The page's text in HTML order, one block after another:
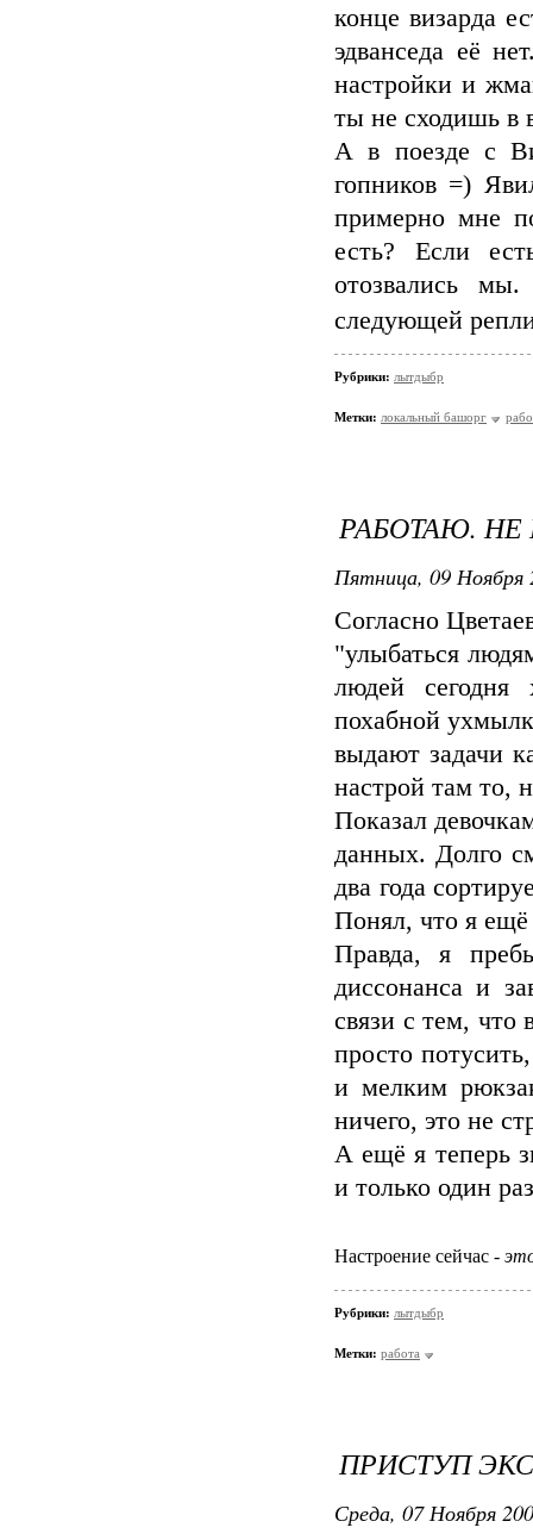
конце визарда
эдванседа её
настройки и
ты не сходишь
А в поезде с
гопников =)
примерно мне
есть? Если
отозвались
следующей
Рубрики: лытдыбр
Метки: локальный башорг
РАБОТАЮ. НЕ
Пятница, 09 Ноября
Согласно
"улыбаться
людей
похабной
выдают задачи
настрой там то,
Показал
данных. Долго
два года
Понял, что я ещё
Правда, я
диссонанса и
связи с тем, что
просто
и мелким
ничего, это не
А ещё я теперь
и только один
Настроение сейчас -
Рубрики: лытдыбр
Метки: работа
ПРИСТУП
Среда, 07 Ноября